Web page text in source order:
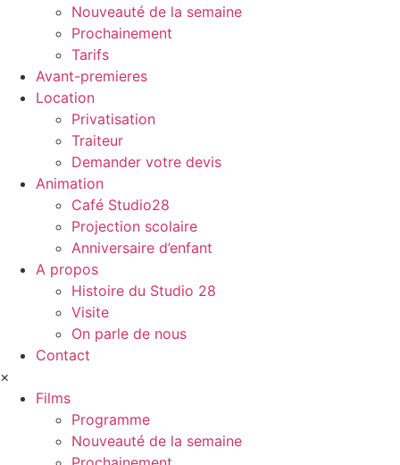
Nouveauté de la semaine
Prochainement
Tarifs
Avant-premieres
Location
Privatisation
Traiteur
Demander votre devis
Animation
Café Studio28
Projection scolaire
Anniversaire d’enfant
A propos
Histoire du Studio 28
Visite
On parle de nous
Contact
×
Films
Programme
Nouveauté de la semaine